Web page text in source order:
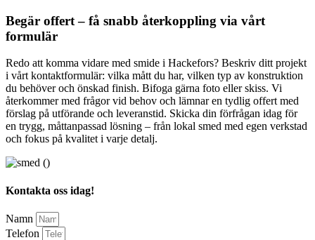
Begär offert – få snabb återkoppling via vårt
formulär
Redo att komma vidare med smide i Hackefors? Beskriv ditt projekt
i vårt kontaktformulär: vilka mått du har, vilken typ av konstruktion
du behöver och önskad finish. Bifoga gärna foto eller skiss. Vi
återkommer med frågor vid behov och lämnar en tydlig offert med
förslag på utförande och leveranstid. Skicka din förfrågan idag för
en trygg, måttanpassad lösning – från lokal smed med egen verkstad
och fokus på kvalitet i varje detalj.
Kontakta oss idag!
Namn
Telefon